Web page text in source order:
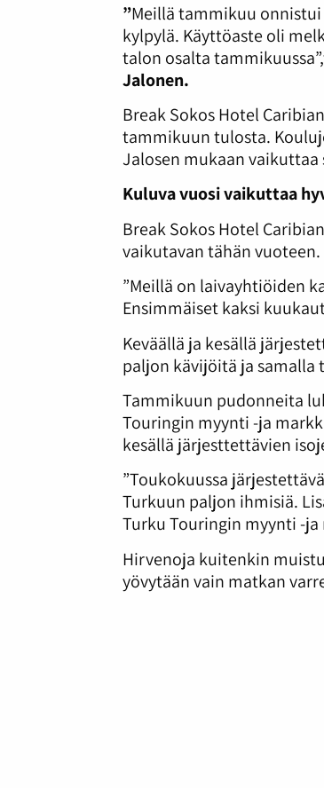
”Meillä tammikuu
kylpylä. Käyttöaste oli
talon osalta
Jalonen.
Break Sokos Hotel
tammikuun tulosta.
Jalosen mukaan
Kuluva vuosi vaikuttaa
Break Sokos Hotel
vaikutavan tähän vuoteen.
”Meillä on laivayhtiöiden
Ensimmäiset kaksi
Keväällä ja kesällä
paljon kävijöitä ja
Tammikuun pudonneita
Touringin myynti -ja
kesällä järjesttettävien
”Toukokuussa
Turkuun paljon ihmisiä.
Turku Touringin myynti -
Hirvenoja kuitenkin
yövytään vain matkan